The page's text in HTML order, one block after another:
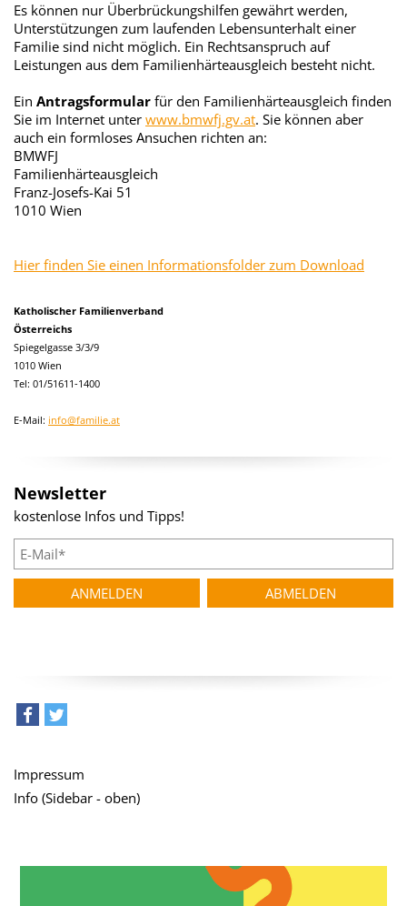
Es können nur Überbrückungshilfen gewährt werden,
Unterstützungen zum laufenden Lebensunterhalt einer
Familie sind nicht möglich. Ein Rechtsanspruch auf
Leistungen aus dem Familienhärteausgleich besteht nicht.
Ein Antragsformular für den Familienhärteausgleich finden
Sie im Internet unter www.bmwfj.gv.at. Sie können aber
auch ein formloses Ansuchen richten an:
BMWFJ
Familienhärteausgleich
Franz-Josefs-Kai 51
1010 Wien
Hier finden Sie einen Informationsfolder zum Download
Katholischer Familienverband
Österreichs
Spiegelgasse 3/3/9
1010 Wien
Tel: 01/51611-1400
E-Mail: info@familie.at
Newsletter
kostenlose Infos und Tipps!
Impressum
Info (Sidebar - oben)